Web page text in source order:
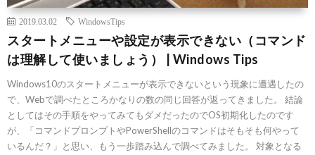
2019.03.02 WindowsTips
スタートメニューや設定が表示できない（コマンド
は理解して使いましょう） | Windows Tips
Windows10のスタートメニューが表示できないという現象に遭遇したの
で、Webで調べたところかなりの数の同じ回答が返ってきました。 結論
としてはその手順をやってみてもダメだったのでOS初期化したのです
が、「コマンドプロンプトやPowerShellのコマンドはそもそも何やって
いるんだ？」と思い、もう一歩踏み込んで調べてみました。 対象となる